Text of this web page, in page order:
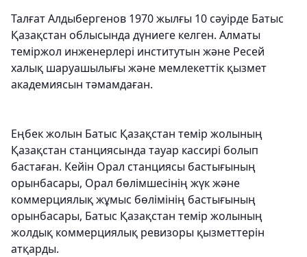
Талғат Алдыбергенов 1970 жылғы 10 сәуірде Батыс
Қазақстан облысында дүниеге келген. Алматы
теміржол инженерлері институтын және Ресей
халық шаруашылығы және мемлекеттік қызмет
академиясын тәмамдаған.
Еңбек жолын Батыс Қазақстан темір жолының
Қазақстан станциясында тауар кассирі болып
бастаған. Кейін Орал станциясы бастығының
орынбасары, Орал бөлімшесінің жүк және
коммерциялық жұмыс бөлімінің бастығының
орынбасары, Батыс Қазақстан темір жолының
жолдық коммерциялық ревизоры қызметтерін
атқарды.